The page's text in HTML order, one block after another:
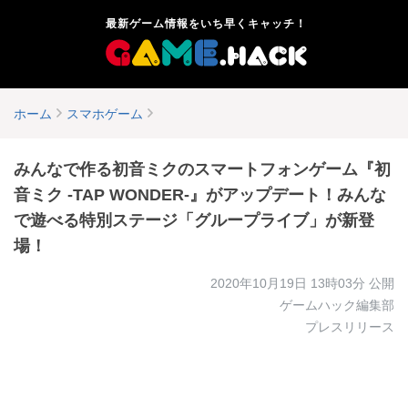
最新ゲーム情報をいち早くキャッチ！
ホーム スマホゲーム
みんなで作る初音ミクのスマートフォンゲーム『初
音ミク -TAP WONDER-』がアップデート！みんな
で遊べる特別ステージ「グループライブ」が新登
場！
2020年10月19日 13時03分 公開
ゲームハック編集部
プレスリリース